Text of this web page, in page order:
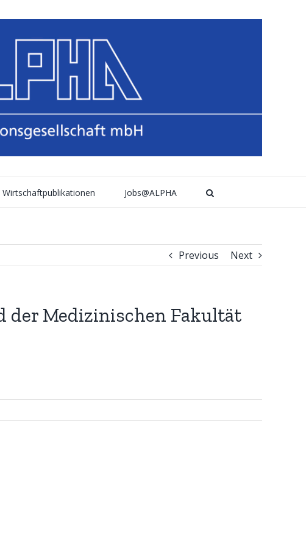
Wirtschaftpublikationen Jobs@ALPHA
Previous Next
der Medizinischen Fakultät